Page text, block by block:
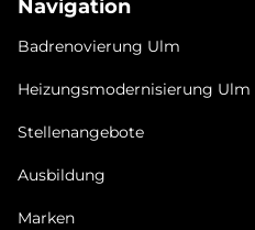
Navigation
Badrenovierung Ulm
Heizungsmodernisierung Ulm
Stellenangebote
Ausbildung
Marken